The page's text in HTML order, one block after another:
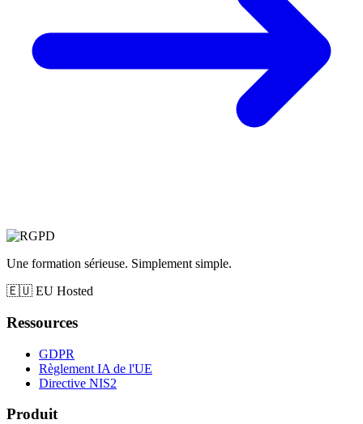
Une formation sérieuse. Simplement simple.
🇪🇺 EU Hosted
Ressources
GDPR
Règlement IA de l'UE
Directive NIS2
Produit